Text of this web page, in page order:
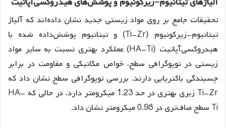
تحقیقات جامع بر روی مواد زیستی جدید نشان داده‌اند که آلیاژ
تیتانیوم-زیرکونیوم (Ti-Zr) و تیتانیوم پوشش‌داده شده با
هیدروکسی‌آپاتیت (HA-Ti) عملکرد بهتری نسبت به سایر مواد
زیستی در توپوگرافی سطح، خواص مکانیکی و مقاومت در برابر
چسبندگی باکتریایی دارند. بررسی توپوگرافی سطح نشان داد که
Ti-Zr زبری بهتری در حد 1.23 میکرومتر دارد، در حالی که HA-
Ti سطح صاف‌تری در 0.98 میکرومتر نشان داد.